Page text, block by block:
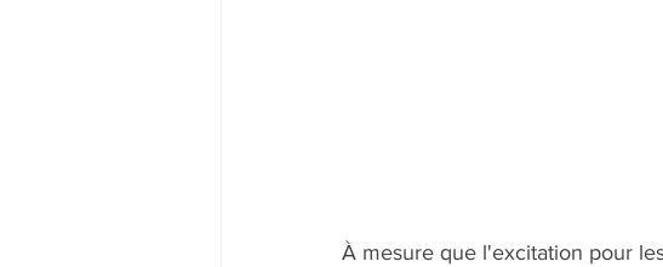
À mesure que l'excitation pour